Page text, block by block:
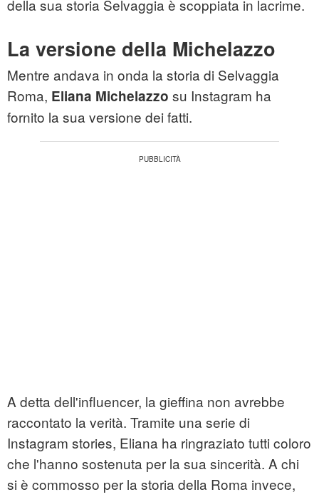
della sua storia Selvaggia è scoppiata in lacrime.
La versione della Michelazzo
Mentre andava in onda la storia di Selvaggia
Roma, Eliana Michelazzo su Instagram ha
fornito la sua versione dei fatti.
A detta dell'influencer, la gieffina non avrebbe
raccontato la verità. Tramite una serie di
Instagram stories, Eliana ha ringraziato tutti coloro
che l'hanno sostenuta per la sua sincerità. A chi
si è commosso per la storia della Roma invece,